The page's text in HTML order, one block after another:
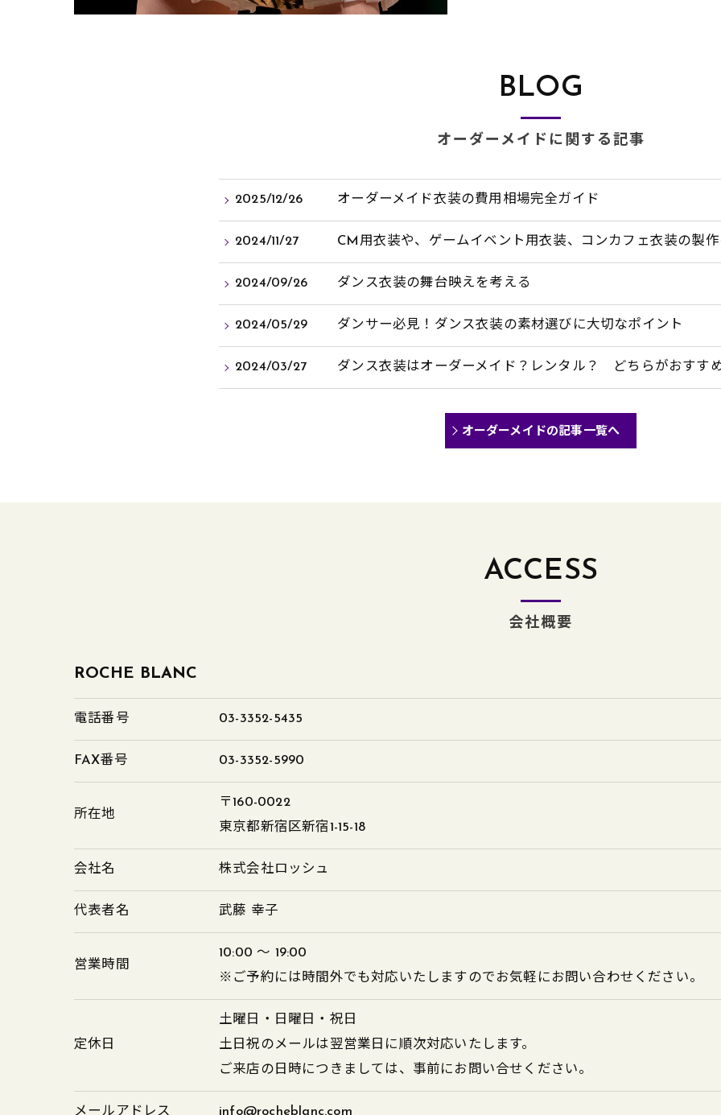
BLOG
オーダーメイドに関する記事
2025/12/26 オーダーメイド衣装の費用相場完全ガイド
2024/11/27 CM用衣装や、ゲームイベント用衣装、コンカフェ衣装の製作
2024/09/26 ダンス衣装の舞台映えを考える
2024/05/29 ダンサー必見！ダンス衣装の素材選びに大切なポイント
2024/03/27 ダンス衣装はオーダーメイド？レンタル？ どちらがおすす
オーダーメイドの記事一覧へ
ACCESS
会社概要
ROCHE BLANC
電話番号 03-3352-5435
FAX番号 03-3352-5990
所在地
〒160-0022
東京都新宿区新宿1-15-18
会社名 株式会社ロッシュ
代表者名 武藤 幸子
営業時間
10:00 ～ 19:00
※ご予約には時間外でも対応いたしますのでお気軽にお問い合わせください。
定休日
土曜日・日曜日・祝日
土日祝のメールは翌営業日に順次対応いたします。
ご来店の日時につきましては、事前にお問い合せください。
メールアドレス info@rocheblanc.com